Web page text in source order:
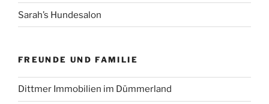
Sarah’s Hundesalon
FREUNDE UND FAMILIE
Dittmer Immobilien im Dümmerland